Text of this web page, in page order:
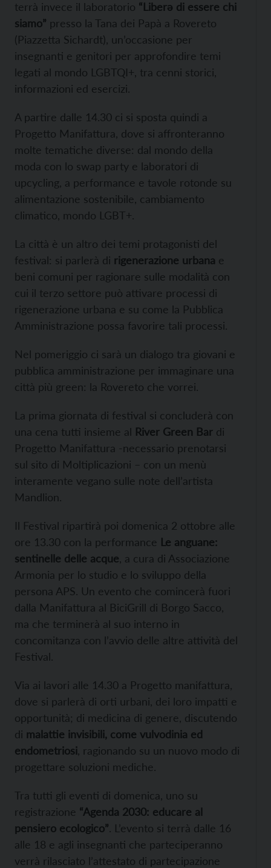
terrà invece il laboratorio “Liberǝ di essere chi
siamo” presso la Tana dei Papà a Rovereto
(Piazzetta Sichardt), un’occasione per
insegnanti e genitori per approfondire temi
legati al mondo LGBTQI+, tra cenni storici,
informazioni ed esercizi.
A partire dalle 14.30 ci si sposta quindi a
Progetto Manifattura, dove si affronteranno
molte tematiche diverse: dal mondo della
moda con lo swap party e laboratori di
upcycling, a performance e tavole rotonde su
alimentazione sostenibile, cambiamento
climatico, mondo LGBT+.
La città è un altro dei temi protagonisti del
festival: si parlerà di rigenerazione urbana e
beni comuni per ragionare sulle modalità con
cui il terzo settore può attivare processi di
rigenerazione urbana e su come la Pubblica
Amministrazione possa favorire tali processi.
Nel pomeriggio ci sarà un dialogo tra giovani e
pubblica amministrazione per immaginare una
città più green: la Rovereto che vorrei.
La prima giornata di festival si concluderà con
una cena tutti insieme al River Green Bar di
Progetto Manifattura -necessario prenotarsi
sul sito di Moltiplicazioni – con un menù
interamente vegano sulle note dell’artista
Mandlion.
Il Festival ripartirà poi domenica 2 ottobre alle
ore 13.30 con la performance Le anguane:
sentinelle delle acque , a cura di Associazione
Armonia per lo studio e lo sviluppo della
persona APS. Un evento che comincerà fuori
dalla Manifattura al BiciGrill di Borgo Sacco,
ma che terminerà al suo interno in
concomitanza con l’avvio delle altre attività del
Festival.
Via ai lavori alle 14.30 a Progetto manifattura,
dove si parlerà di orti urbani, dei loro impatti e
opportunità; di medicina di genere, discutendo
di malattie invisibili, come vulvodinia ed
endometriosi , ragionando su un nuovo modo di
progettare soluzioni mediche.
Tra tutti gli eventi di domenica, uno su
registrazione “Agenda 2030: educare al
pensiero ecologico”. L’evento si terrà dalle 16
alle 18 e agli insegnanti che parteciperanno
verrà rilasciato l’attestato di partecipazione